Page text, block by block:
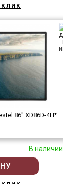
86" XD86D-4H*
В наличии